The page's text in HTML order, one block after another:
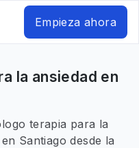
Empieza ahora
la ansiedad en
terapia para la
Santiago desde la